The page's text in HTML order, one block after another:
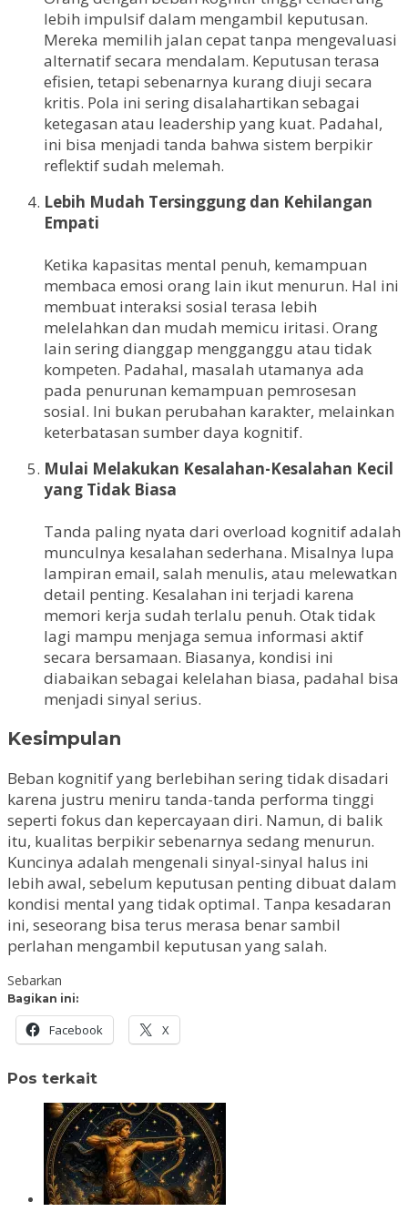
lebih impulsif dalam mengambil keputusan.
Mereka memilih jalan cepat tanpa mengevaluasi
alternatif secara mendalam. Keputusan terasa
efisien, tetapi sebenarnya kurang diuji secara
kritis. Pola ini sering disalahartikan sebagai
ketegasan atau leadership yang kuat. Padahal,
ini bisa menjadi tanda bahwa sistem berpikir
reflektif sudah melemah.
Lebih Mudah Tersinggung dan Kehilangan
Empati
Ketika kapasitas mental penuh, kemampuan
membaca emosi orang lain ikut menurun. Hal ini
membuat interaksi sosial terasa lebih
melelahkan dan mudah memicu iritasi. Orang
lain sering dianggap mengganggu atau tidak
kompeten. Padahal, masalah utamanya ada
pada penurunan kemampuan pemrosesan
sosial. Ini bukan perubahan karakter, melainkan
keterbatasan sumber daya kognitif.
Mulai Melakukan Kesalahan-Kesalahan Kecil
yang Tidak Biasa
Tanda paling nyata dari overload kognitif adalah
munculnya kesalahan sederhana. Misalnya lupa
lampiran email, salah menulis, atau melewatkan
detail penting. Kesalahan ini terjadi karena
memori kerja sudah terlalu penuh. Otak tidak
lagi mampu menjaga semua informasi aktif
secara bersamaan. Biasanya, kondisi ini
diabaikan sebagai kelelahan biasa, padahal bisa
menjadi sinyal serius.
Kesimpulan
Beban kognitif yang berlebihan sering tidak disadari
karena justru meniru tanda-tanda performa tinggi
seperti fokus dan kepercayaan diri. Namun, di balik
itu, kualitas berpikir sebenarnya sedang menurun.
Kuncinya adalah mengenali sinyal-sinyal halus ini
lebih awal, sebelum keputusan penting dibuat dalam
kondisi mental yang tidak optimal. Tanpa kesadaran
ini, seseorang bisa terus merasa benar sambil
perlahan mengambil keputusan yang salah.
Sebarkan
Bagikan ini:
Facebook X
Pos terkait